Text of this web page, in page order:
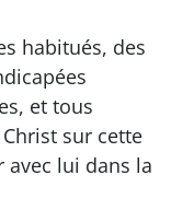
habitués, des
et tous
sur cette
lui dans la